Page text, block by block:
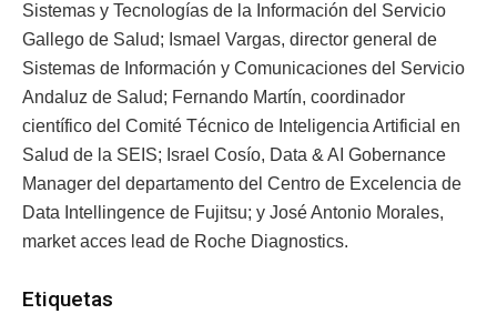
Sistemas y Tecnologías de la Información del Servicio
Gallego de Salud; Ismael Vargas, director general de
Sistemas de Información y Comunicaciones del Servicio
Andaluz de Salud; Fernando Martín, coordinador
científico del Comité Técnico de Inteligencia Artificial en
Salud de la SEIS; Israel Cosío, Data & AI Gobernance
Manager del departamento del Centro de Excelencia de
Data Intellingence de Fujitsu; y José Antonio Morales,
market acces lead de Roche Diagnostics.
Etiquetas